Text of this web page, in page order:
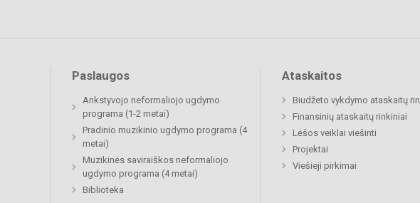
Paslaugos
Ankstyvojo neformaliojo ugdymo
programa (1-2 metai)
Pradinio muzikinio ugdymo programa (4
metai)
Muzikinės saviraiškos neformaliojo
ugdymo programa (4 metai)
Biblioteka
Ataskaitos
Biudžeto vykdymo ataskaitų
Finansinių ataskaitų rinkiniai
Lėšos veiklai viešinti
Projektai
Viešieji pirkimai